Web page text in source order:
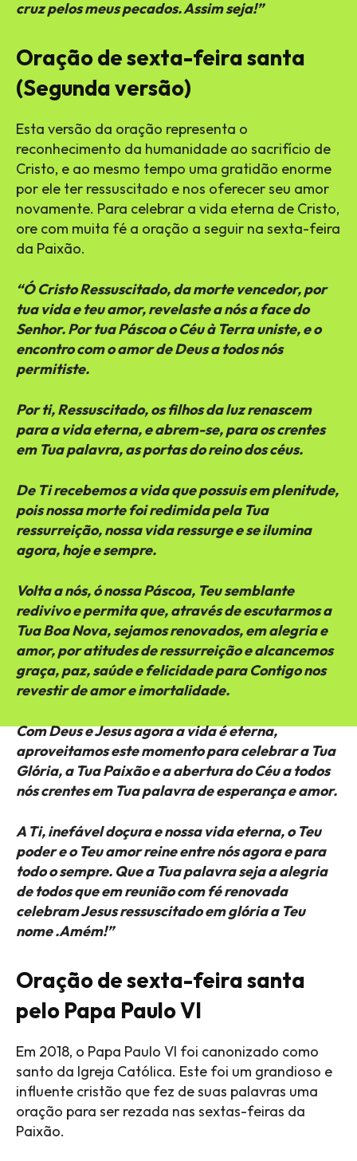
cruz pelos meus pecados. Assim seja!”
Oração de sexta-feira santa
(Segunda versão)
Esta versão da oração representa o
reconhecimento da humanidade ao sacrifício de
Cristo, e ao mesmo tempo uma gratidão enorme
por ele ter ressuscitado e nos oferecer seu amor
novamente. Para celebrar a vida eterna de Cristo,
ore com muita fé a oração a seguir na sexta-feira
da Paixão.
“Ó Cristo Ressuscitado, da morte vencedor, por
tua vida e teu amor, revelaste a nós a face do
Senhor. Por tua Páscoa o Céu à Terra uniste, e o
encontro com o amor de Deus a todos nós
permitiste.
Por ti, Ressuscitado, os filhos da luz renascem
para a vida eterna, e abrem-se, para os crentes
em Tua palavra, as portas do reino dos céus.
De Ti recebemos a vida que possuis em plenitude,
pois nossa morte foi redimida pela Tua
ressurreição, nossa vida ressurge e se ilumina
agora, hoje e sempre.
Volta a nós, ó nossa Páscoa, Teu semblante
redivivo e permita que, através de escutarmos a
Tua Boa Nova, sejamos renovados, em alegria e
amor, por atitudes de ressurreição e alcancemos
graça, paz, saúde e felicidade para Contigo nos
revestir de amor e imortalidade.
Com Deus e Jesus agora a vida é eterna,
aproveitamos este momento para celebrar a Tua
Glória, a Tua Paixão e a abertura do Céu a todos
nós crentes em Tua palavra de esperança e amor.
A Ti, inefável doçura e nossa vida eterna, o Teu
poder e o Teu amor reine entre nós agora e para
todo o sempre. Que a Tua palavra seja a alegria
de todos que em reunião com fé renovada
celebram Jesus ressuscitado em glória a Teu
nome .Amém!”
Oração de sexta-feira santa
pelo Papa Paulo VI
Em 2018, o Papa Paulo VI foi canonizado como
santo da Igreja Católica. Este foi um grandioso e
influente cristão que fez de suas palavras uma
oração para ser rezada nas sextas-feiras da
Paixão.